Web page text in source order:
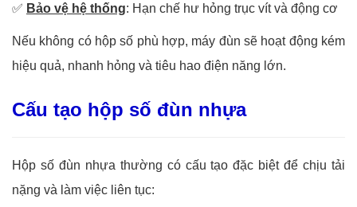
✅ Bảo vệ hệ thống: Hạn chế hư hỏng trục vít và động cơ
Nếu không có hộp số phù hợp, máy đùn sẽ hoạt động kém
hiệu quả, nhanh hỏng và tiêu hao điện năng lớn.
Cấu tạo hộp số đùn nhựa
Hộp số đùn nhựa thường có cấu tạo đặc biệt để chịu tải
nặng và làm việc liên tục: